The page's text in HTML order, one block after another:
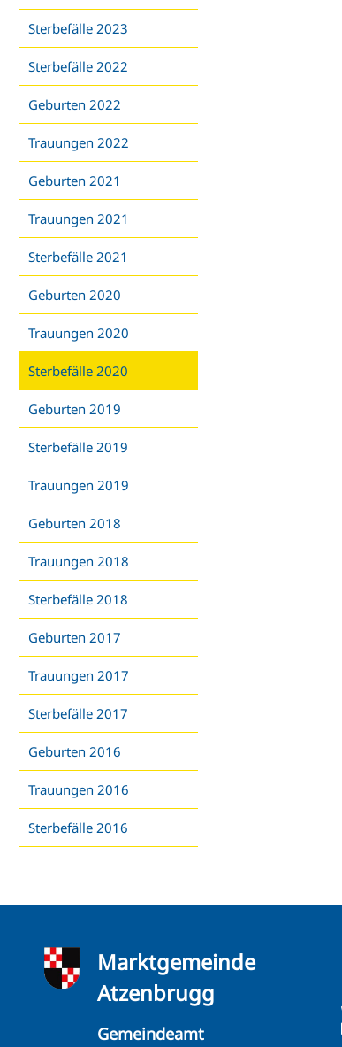
Sterbefälle 2023
Sterbefälle 2022
Geburten 2022
Trauungen 2022
Geburten 2021
Trauungen 2021
Sterbefälle 2021
Geburten 2020
Trauungen 2020
Sterbefälle 2020
Geburten 2019
Sterbefälle 2019
Trauungen 2019
Geburten 2018
Trauungen 2018
Sterbefälle 2018
Geburten 2017
Trauungen 2017
Sterbefälle 2017
Geburten 2016
Trauungen 2016
Sterbefälle 2016
Marktgemeinde
Atzenbrugg
Gemeindeamt